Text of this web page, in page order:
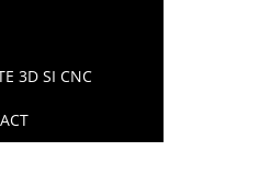
3D SI CNC